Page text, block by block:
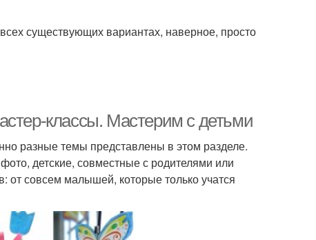
существующих вариантах, наверное, просто
классы. Мастерим с детьми
разные темы представлены в этом разделе.
детские, совместные с родителями или
от совсем малышей, которые только учатся